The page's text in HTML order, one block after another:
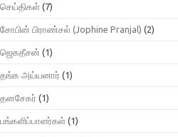
செய்திகள் (7)
சோபின் பிராண்சல் (Jophine Pranjal) (2)
ஜெகதீசன் (1)
தங்க அய்யனார் (1)
தனசேகர் (1)
பங்களிப்பாளர்கள் (1)